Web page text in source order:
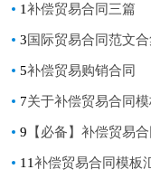
1补偿贸易合同三篇
3 国际贸易合同范文
5补偿贸易购销合同
7关于补偿贸易合同模板汇
9 【必备】补偿贸易
11补偿贸易合同模板